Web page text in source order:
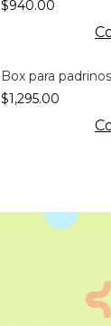
$940.00
Box para padrinos
$1,295.00